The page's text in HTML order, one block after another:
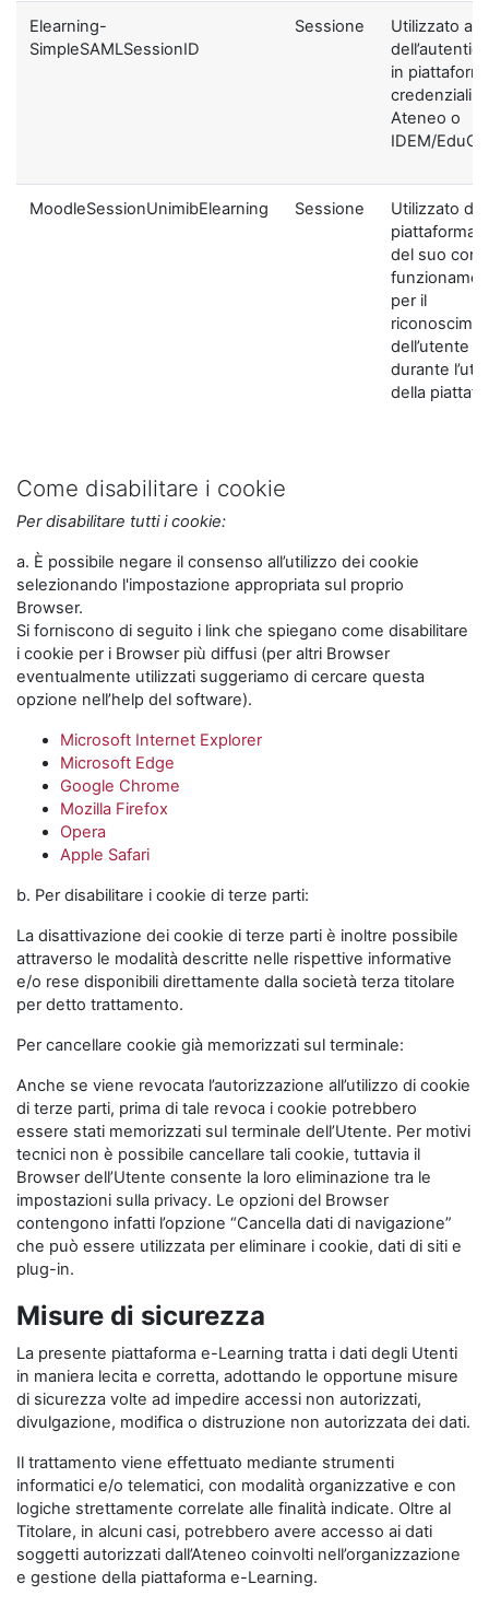
Elearning-
SimpleSAMLSessionID
Sessione
Utilizzato ai
in
credenziali di
Ateneo o
IDEM/
MoodleSessionUnimibElearning Sessione
Utilizzato
piattaforma
del suo
per il
dell’utente
durante
della
Come disabilitare i cookie
Per disabilitare tutti i cookie:
a. È possibile negare il consenso all’utilizzo dei cookie
selezionando l'impostazione appropriata sul proprio
Browser.
Si forniscono di seguito i link che spiegano come disabilitare
i cookie per i Browser più diffusi (per altri Browser
eventualmente utilizzati suggeriamo di cercare questa
opzione nell’help del software).
Microsoft Internet Explorer
Microsoft Edge
Google Chrome
Mozilla Firefox
Opera
Apple Safari
b. Per disabilitare i cookie di terze parti:
La disattivazione dei cookie di terze parti è inoltre possibile
attraverso le modalità descritte nelle rispettive informative
e/o rese disponibili direttamente dalla società terza titolare
per detto trattamento.
Per cancellare cookie già memorizzati sul terminale:
Anche se viene revocata l’autorizzazione all’utilizzo di cookie
di terze parti, prima di tale revoca i cookie potrebbero
essere stati memorizzati sul terminale dell’Utente. Per motivi
tecnici non è possibile cancellare tali cookie, tuttavia il
Browser dell’Utente consente la loro eliminazione tra le
impostazioni sulla privacy. Le opzioni del Browser
contengono infatti l’opzione “Cancella dati di navigazione”
che può essere utilizzata per eliminare i cookie, dati di siti e
plug-in.
Misure di sicurezza
La presente piattaforma e-Learning tratta i dati degli Utenti
in maniera lecita e corretta, adottando le opportune misure
di sicurezza volte ad impedire accessi non autorizzati,
divulgazione, modifica o distruzione non autorizzata dei dati.
Il trattamento viene effettuato mediante strumenti
informatici e/o telematici, con modalità organizzative e con
logiche strettamente correlate alle finalità indicate. Oltre al
Titolare, in alcuni casi, potrebbero avere accesso ai dati
soggetti autorizzati dall’Ateneo coinvolti nell’organizzazione
e gestione della piattaforma e-Learning.